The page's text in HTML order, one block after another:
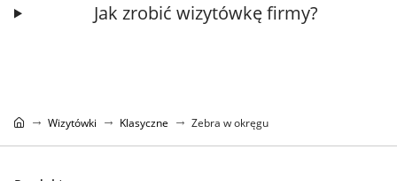
Jak zrobić wizytówkę firmy?
Wizytówki Klasyczne Zebra w okręgu